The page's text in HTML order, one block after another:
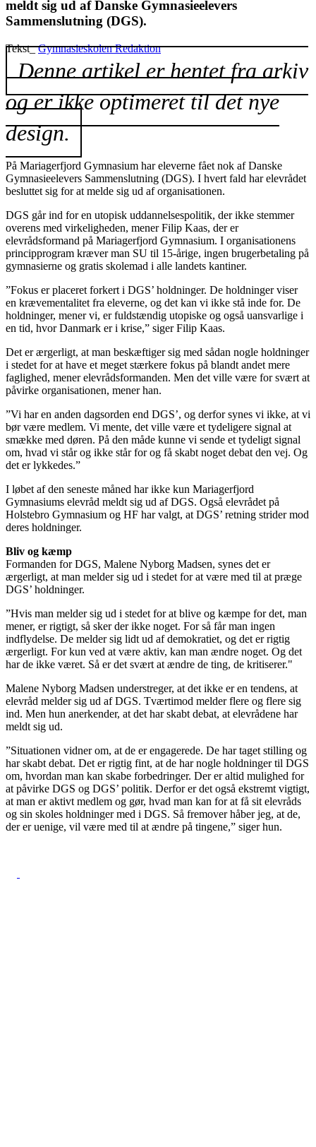
meldt sig ud af Danske Gymnasieelevers
Sammenslutning (DGS).
Tekst_Gymnasieskolen Redaktion
Denne artikel er hentet fra arkiv
og er ikke optimeret til det nye
design.
På Mariagerfjord Gymnasium har eleverne fået nok af Danske
Gymnasieelevers Sammenslutning (DGS). I hvert fald har elevrådet
besluttet sig for at melde sig ud af organisationen.
DGS går ind for en utopisk uddannelsespolitik, der ikke stemmer
overens med virkeligheden, mener Filip Kaas, der er
elevrådsformand på Mariagerfjord Gymnasium. I organisationens
principprogram kræver man SU til 15-årige, ingen brugerbetaling på
gymnasierne og gratis skolemad i alle landets kantiner.
”Fokus er placeret forkert i DGS’ holdninger. De holdninger viser
en krævementalitet fra eleverne, og det kan vi ikke stå inde for. De
holdninger, mener vi, er fuldstændig utopiske og også uansvarlige i
en tid, hvor Danmark er i krise,” siger Filip Kaas.
Det er ærgerligt, at man beskæftiger sig med sådan nogle holdninger
i stedet for at have et meget stærkere fokus på blandt andet mere
faglighed, mener elevrådsformanden. Men det ville være for svært at
påvirke organisationen, mener han.
”Vi har en anden dagsorden end DGS’, og derfor synes vi ikke, at vi
bør være medlem. Vi mente, det ville være et tydeligere signal at
smække med døren. På den måde kunne vi sende et tydeligt signal
om, hvad vi står og ikke står for og få skabt noget debat den vej. Og
det er lykkedes.”
I løbet af den seneste måned har ikke kun Mariagerfjord
Gymnasiums elevråd meldt sig ud af DGS. Også elevrådet på
Holstebro Gymnasium og HF har valgt, at DGS’ retning strider mod
deres holdninger.
Bliv og kæmp
Formanden for DGS, Malene Nyborg Madsen, synes det er
ærgerligt, at man melder sig ud i stedet for at være med til at præge
DGS’ holdninger.
”Hvis man melder sig ud i stedet for at blive og kæmpe for det, man
mener, er rigtigt, så sker der ikke noget. For så får man ingen
indflydelse. De melder sig lidt ud af demokratiet, og det er rigtig
ærgerligt. For kun ved at være aktiv, kan man ændre noget. Og det
har de ikke været. Så er det svært at ændre de ting, de kritiserer."
Malene Nyborg Madsen understreger, at det ikke er en tendens, at
elevråd melder sig ud af DGS. Tværtimod melder flere og flere sig
ind. Men hun anerkender, at det har skabt debat, at elevrådene har
meldt sig ud.
”Situationen vidner om, at de er engagerede. De har taget stilling og
har skabt debat. Det er rigtig fint, at de har nogle holdninger til DGS
om, hvordan man kan skabe forbedringer. Der er altid mulighed for
at påvirke DGS og DGS’ politik. Derfor er det også ekstremt vigtigt,
at man er aktivt medlem og gør, hvad man kan for at få sit elevråds
og sin skoles holdninger med i DGS. Så fremover håber jeg, at de,
der er uenige, vil være med til at ændre på tingene,” siger hun.